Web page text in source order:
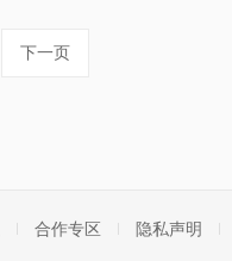
下一页
合作专区 隐私声明